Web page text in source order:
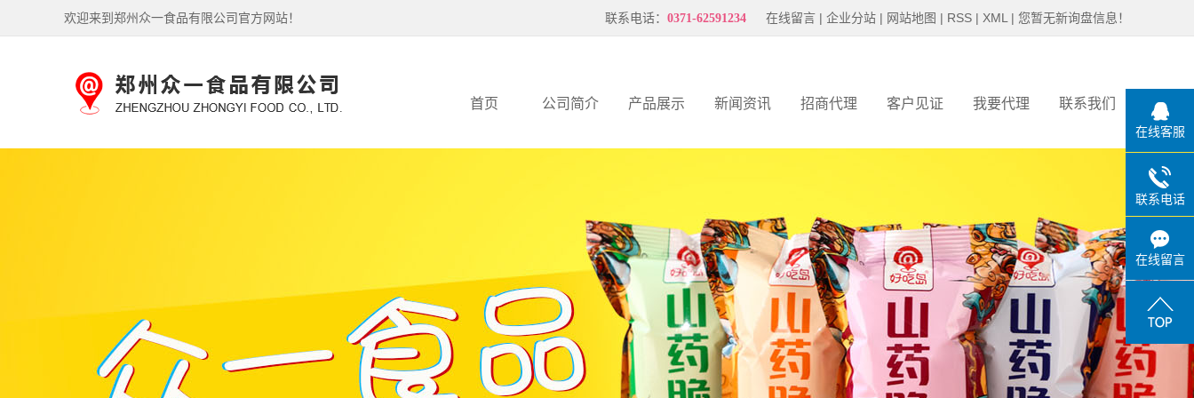
欢迎来到郑州众一食品有限公司官方网站！ 在线留言 | 企业分站 | 网站地图 | RSS | XML | 您暂无新询盘信息！
联系电话： 0371-62591234
首页 公司简介
公司优势
厂风厂貌
产品展示 新闻资讯 招商代理 客户见证 我要代理 联系我们
在线客服
联系电话
在线留言